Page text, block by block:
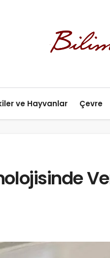
ve Hayvanlar Çevre